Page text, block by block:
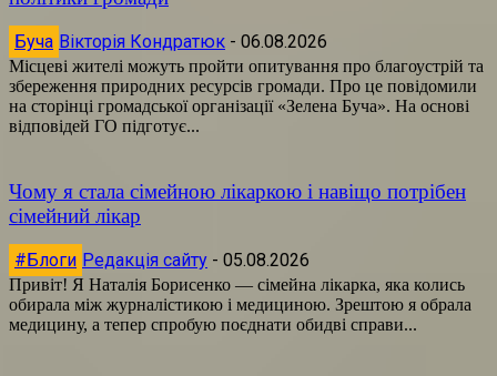
Буча Вікторія Кондратюк - 06.08.2026
Місцеві жителі можуть пройти опитування про благоустрій та
збереження природних ресурсів громади. Про це повідомили
на сторінці громадської організації «Зелена Буча». На основі
відповідей ГО підготує...
Чому я стала сімейною лікаркою і навіщо потрібен
сімейний лікар
#Блоги Редакція сайту - 05.08.2026
Привіт! Я Наталія Борисенко — сімейна лікарка, яка колись
обирала між журналістикою і медициною. Зрештою я обрала
медицину, а тепер спробую поєднати обидві справи...